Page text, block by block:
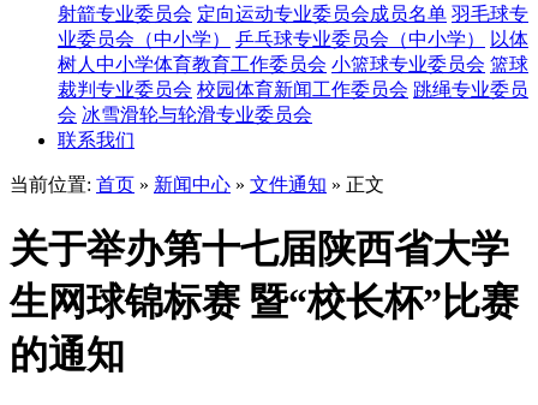
射箭专业委员会 定向运动专业委员会成员名单 羽毛球专
业委员会（中小学）
乒乓球专业委员会（中小学）
以体
树人中小学体育教育工作委员会 小篮球专业委员会 篮球
裁判专业委员会 校园体育新闻工作委员会 跳绳专业委员
会 冰雪滑轮与轮滑专业委员会
联系我们
当前位置: 首页 » 新闻中心 » 文件通知 » 正文
关于举办第十七届陕西省大学
生网球锦标赛 暨“校长杯”比赛
的通知